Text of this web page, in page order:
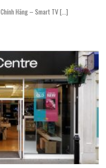
Chính Hãng – Smart TV [...]